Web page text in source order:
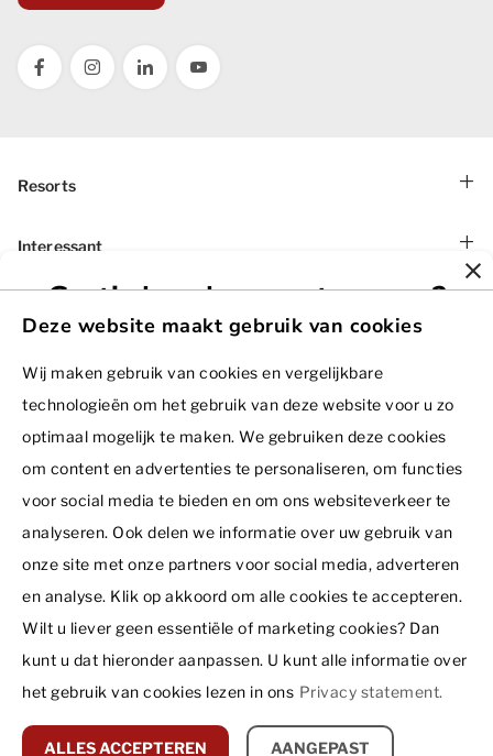
Gratis brochure ontvangen?
Voornaam
Achternaam *
E-mailadres *
Telefoonnummer *
VERZENDEN
Resorts
Dormio Residence Costa Blanca
Dormio Resort Berck-sur-Mer
Dormio Resort Costa Blanca Beach & Spa
Dormio Resort De Hondsrug
Dormio Resort Eifeler Tor
Dormio Resort Les Portes Du Grand Massif - Flaine
Dormio Resort Maastricht
Dormio Water Resort Medemblik
Dormio Resort Nieuwvliet-Bad
Dormio Strand Resort Nieuwvliet-Bad
PODS Resort Curaçao by Dormio
Interessant
Testimonials
Hoe werkt het?
Bezichtigingen
Agenda
Dormio Resorts & Hotels
Dormio Investments
Dormio Leisure Development
Summio Parcs
Boiten Ingenieurs
Recreatie Architectuur
Vacatures
Contact
Ir. J.P. van Muijlwijkstraat 7
6828 BP Arnhem
Nederland
+31 26 353 77 02
verkoop@dormio.eu
Vrijblijvende zoekopdracht
Disclaimer
Deze website maakt gebruik van cookies
Wij maken gebruik van cookies en vergelijkbare
technologieën om het gebruik van deze website voor u zo
optimaal mogelijk te maken. We gebruiken deze cookies
om content en advertenties te personaliseren, om functies
voor social media te bieden en om ons websiteverkeer te
analyseren. Ook delen we informatie over uw gebruik van
onze site met onze partners voor social media, adverteren
en analyse. Klik op akkoord om alle cookies te accepteren.
Wilt u liever geen essentiële of marketing cookies? Dan
kunt u dat hieronder aanpassen. U kunt alle informatie over
het gebruik van cookies lezen in ons Privacy statement.
ALLES ACCEPTEREN AANGEPAST